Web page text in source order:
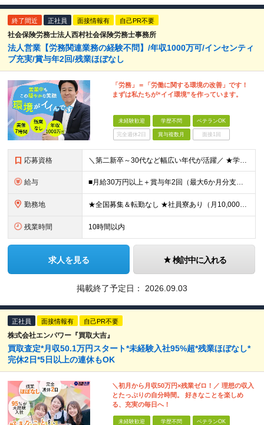
終了間近 正社員 面接情報有 自己PR不要
社会保険労務士法人西村社会保険労務士事務所
法人営業【労務関連業務の経験不問】/年収1000万可/インセンティ
ブ充実/賞与年2回/残業ほぼなし
「労務」＝「労働に関する環境の改善」です！
まずは私たちが“イイ環境”を作っています。
未経験歓迎 学歴不問 ベテランOK
完全週休2日 賞与複数月 面接1回
応募資格 ＼第二新卒～30代など幅広い年代が活躍／ ★学歴不問 ★第二新卒歓迎 社会保険や労務の知識は必要ありません。 業界未経験からスタートできます！ ＼優遇します！／ ★何かしらの営業経験をお持ちの方（
給与 ■月給30万円以上＋賞与年2回（最大6か月分支給実績あり）＋インセンティブ ★インセンティブ毎月支給 └最大で30～65万円を獲得する社員も └入社5年未満の社員の月平均インセンティブ15万円 ★社
勤務地 ★全国募集＆転勤なし ★社員寮あり（月10,000円～） ※勤務地による ★直行直帰OK ★車・自転車・バイク通勤OK ※一部事務所 【北海道・東北】 札幌事務所、仙台事務所 【関東】 大宮事務所
残業時間 10時間以内
求人を見る 検討中に入れる
掲載終了予定日： 2026.09.03
正社員 面接情報有 自己PR不要
株式会社エンパワー『買取大吉』
買取査定*月収50.1万円スタート*未経験入社95%超*残業ほぼなし*
完休2日*5日以上の連休もOK
＼初月から月収50万円×残業ゼロ！／ 理想の収入
とたっぷりの自分時間。 好きなことを楽しめ
る、充実の毎日へ！
未経験歓迎 学歴不問 ベテランOK